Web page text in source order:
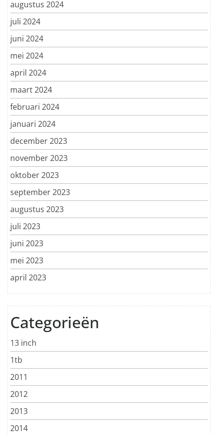
augustus 2024
juli 2024
juni 2024
mei 2024
april 2024
maart 2024
februari 2024
januari 2024
december 2023
november 2023
oktober 2023
september 2023
augustus 2023
juli 2023
juni 2023
mei 2023
april 2023
Categorieën
13 inch
1tb
2011
2012
2013
2014